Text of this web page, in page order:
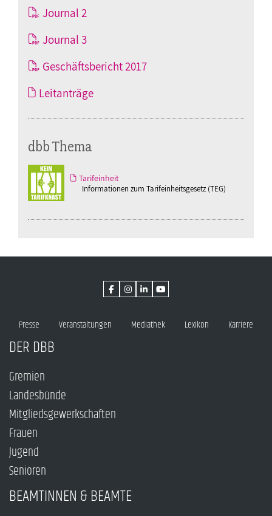
Journal 2
Journal 3
Geschäftsbericht 2017
Leitanträge
dbb Thema
Tarifeinheit
Informationen zum Tarifeinheitsgesetz (TEG)
Presse Veranstaltungen Mediathek Lexikon Karriere
DER DBB
Gremien
Landesbünde
Mitgliedsgewerkschaften
Frauen
Jugend
Senioren
BEAMTINNEN & BEAMTE